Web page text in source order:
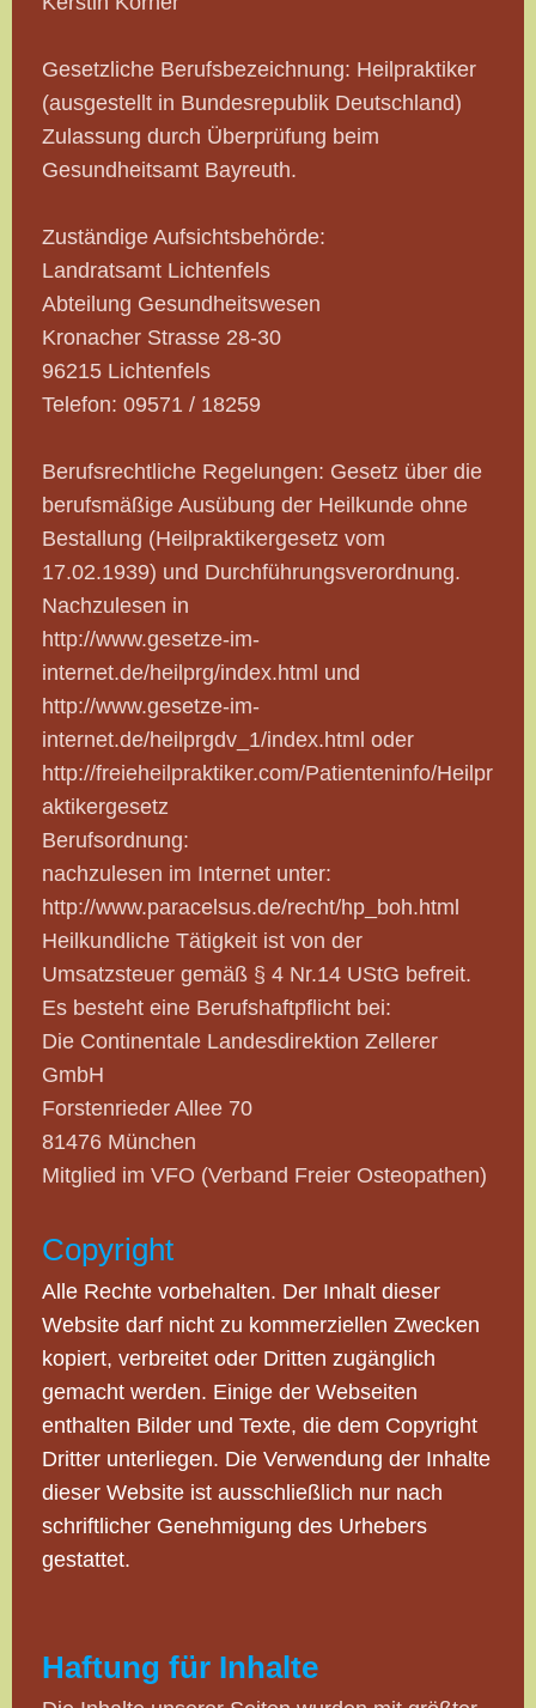
Gesetzliche Berufsbezeichnung: Heilpraktiker
(ausgestellt in Bundesrepublik Deutschland)
Zulassung durch Überprüfung beim
Gesundheitsamt Bayreuth.
Zuständige Aufsichtsbehörde:
Landratsamt Lichtenfels
Abteilung Gesundheitswesen
Kronacher Strasse 28-30
96215 Lichtenfels
Telefon: 09571 / 18259
Berufsrechtliche Regelungen: Gesetz über die
berufsmäßige Ausübung der Heilkunde ohne
Bestallung (Heilpraktikergesetz vom
17.02.1939) und Durchführungsverordnung.
Nachzulesen in
http://www.gesetze-im-
internet.de/heilprg/index.html und
http://www.gesetze-im-
internet.de/heilprgdv_1/index.html oder
http://freieheilpraktiker.com/Patienteninfo/Heilpr
aktikergesetz
Berufsordnung:
nachzulesen im Internet unter:
http://www.paracelsus.de/recht/hp_boh.html
Heilkundliche Tätigkeit ist von der
Umsatzsteuer gemäß § 4 Nr.14 UStG befreit.
Es besteht eine Berufshaftpflicht bei:
Die Continentale Landesdirektion Zellerer
GmbH
Forstenrieder Allee 70
81476 München
Mitglied im VFO (Verband Freier Osteopathen)
Copyright
Alle Rechte vorbehalten. Der Inhalt dieser
Website darf nicht zu kommerziellen Zwecken
kopiert, verbreitet oder Dritten zugänglich
gemacht werden. Einige der Webseiten
enthalten Bilder und Texte, die dem Copyright
Dritter unterliegen. Die Verwendung der Inhalte
dieser Website ist ausschließlich nur nach
schriftlicher Genehmigung des Urhebers
gestattet.
Haftung für Inhalte